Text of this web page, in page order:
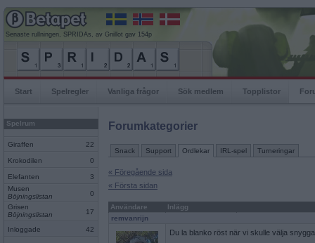
Senaste rullningen, SPRIDAs, av Gnillot gav 154p
Start Spelregler Vanliga frågor Sök medlem Topplistor
Spelrum
Giraffen 22
Krokodilen 0
Elefanten
3
Musen
Böjningslistan
0
Grisen
Böjningslistan
17
Inloggade 42
Forumkategorier
Snack Support Ordlekar IRL-spel Turneringar
« Föregående sida
« Första sidan
Användare
Inlägg
remvanrijn
Du la blanko röst när vi skulle välja